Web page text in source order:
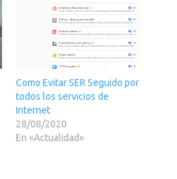
Como Evitar SER Seguido por
todos los servicios de
Internet
28/08/2020
En «Actualidad»